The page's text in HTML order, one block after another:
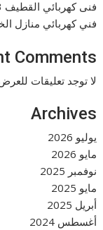
فنى كهربائي القطيف 0565902933
فني كهربائي منازل الخبر
Comments
لا توجد تعليقات
Archives
يوليو 2026
مايو 2026
نوفمبر 2025
مايو 2025
أبريل 2025
أغسطس 2024